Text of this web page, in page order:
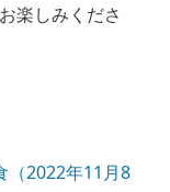
楽しみくださ
（2022年11月8